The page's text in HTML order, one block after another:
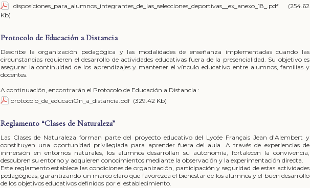
disposiciones_para_alumnos_integrantes_de_las_selecciones_deportivas__ex_anexo_18_.pdf
(254.62
Kb)
Protocolo de Educación a Distancia
Describe la organización pedagógica y las modalidades de enseñanza implementadas cuando las
circunstancias requieren el desarrollo de actividades educativas fuera de la presencialidad. Su objetivo es
asegurar la continuidad de los aprendizajes y mantener el vínculo educativo entre alumnos, familias y
docentes.
A continuación, encontrarán el Protocolo de Educación a Distancia :
protocolo_de_educaciOn_a_distancia.pdf (329.42 Kb)
Reglamento “Clases de Naturaleza”
Las Clases de Naturaleza forman parte del proyecto educativo del Lycée Français Jean d’Alembert y
constituyen una oportunidad privilegiada para aprender fuera del aula. A través de experiencias de
inmersión en entornos naturales, los alumnos desarrollan su autonomía, fortalecen la convivencia,
descubren su entorno y adquieren conocimientos mediante la observación y la experimentación directa.
Este reglamento establece las condiciones de organización, participación y seguridad de estas actividades
pedagógicas, garantizando un marco claro que favorezca el bienestar de los alumnos y el buen desarrollo
de los objetivos educativos definidos por el establecimiento.